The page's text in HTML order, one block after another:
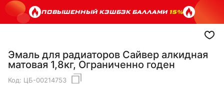
ПОВЫШЕННЫЙ КЭШБЭК БАЛЛАМИ15%
Эмаль для радиаторов Сайвер алкидная
матовая 1,8кг, Ограниченно годен
Код: ЦБ-00214753